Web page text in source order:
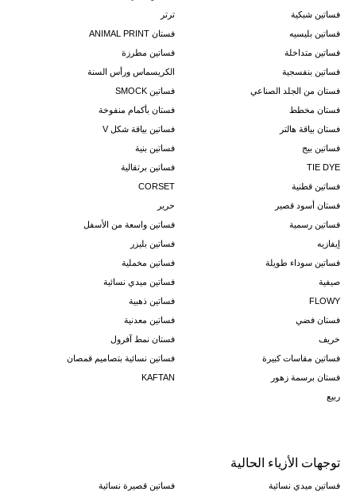
فساتين شبكية
ترتر
فساتين بليسيه
فستان ANIMAL PRINT
فساتين متداخلة
فساتين مطرزة
فساتين بنفسجية
الكريسماس ورأس السنة
فستان من الجلد الصناعي
فساتين SMOCK
فستان مخطط
فستان بأكمام منفوخة
فستان بياقة هالتر
فساتين بياقة شكل V
فساتين بيج
فساتين بنية
TIE DYE
فساتين برتقالية
فساتين قطنية
CORSET
فستان أسود قصير
حرير
فساتين رسمية
فساتين واسعة من الأسفل
إيفازيه
فساتين بليزر
فساتين سوداء طويلة
فساتين مخملية
صيفية
فساتين ميدي نسائية
FLOWY
فساتين ذهبية
فستان فضي
فساتين معدنية
خريف
فستان نمط آفرول
فساتين مقاسات كبيرة
فساتين نسائية بتصاميم قمصان
فستان برسمة زهور
KAFTAN
ربيع
توجهات الأزياء الحالية
فساتين ميدي نسائية
فساتين قصيرة نسائية